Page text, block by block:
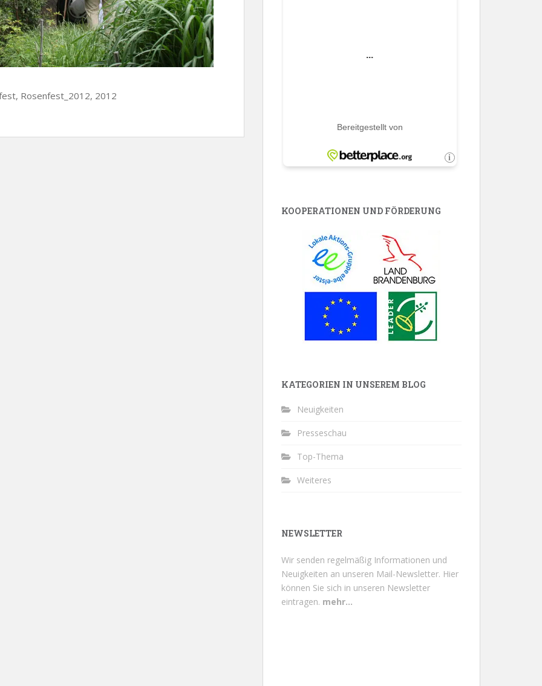
Rosenfest_2012, 2012
KOOPERATIONEN UND FÖRDERUNG
KATEGORIEN IN UNSEREM BLOG
Neuigkeiten
Presseschau
Top-Thema
Weiteres
NEWSLETTER
Wir senden regelmäßig Informationen und
Neuigkeiten an unseren Mail-Newsletter. Hier
können Sie sich in unseren Newsletter
eintragen. mehr...